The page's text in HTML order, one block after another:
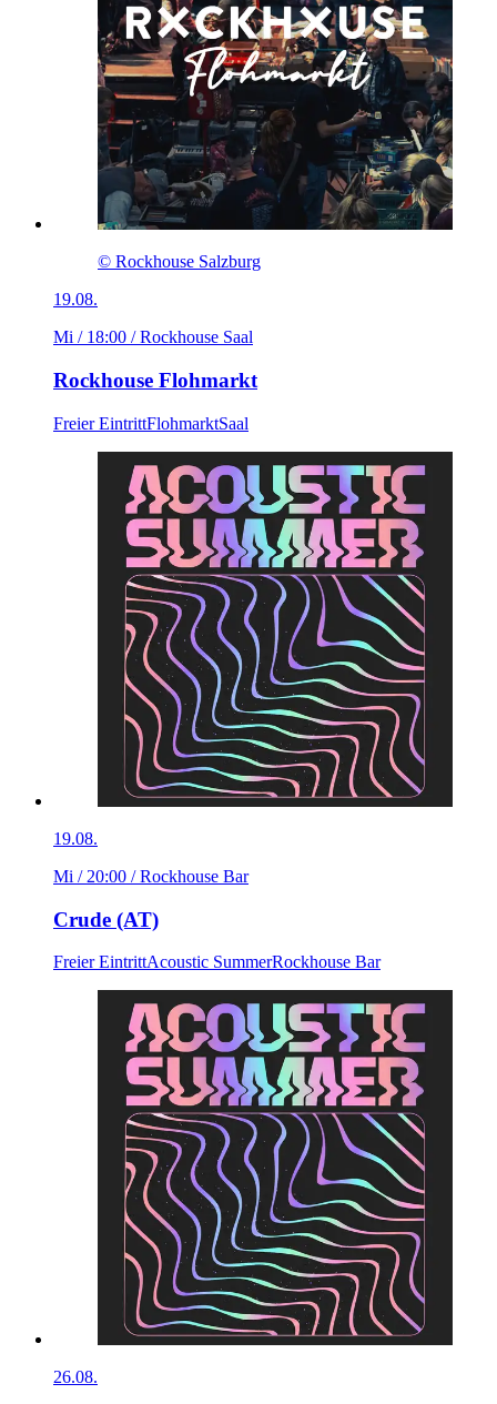
© Rockhouse Salzburg
19.08.
Mi / 18:00 / Rockhouse Saal
Rockhouse Flohmarkt
Freier EintrittFlohmarktSaal
19.08.
Mi / 20:00 / Rockhouse Bar
Crude (AT)
Freier EintrittAcoustic SummerRockhouse Bar
26.08.